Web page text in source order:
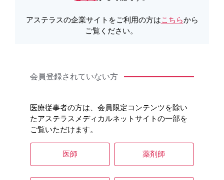
アステラスの企業サイトをご利用の方はこちらから
ご覧ください。
会員登録されていない方
医療従事者の方は、会員限定コンテンツを除い
たアステラスメディカルネットサイトの一部を
ご覧いただけます。
医師 薬剤師